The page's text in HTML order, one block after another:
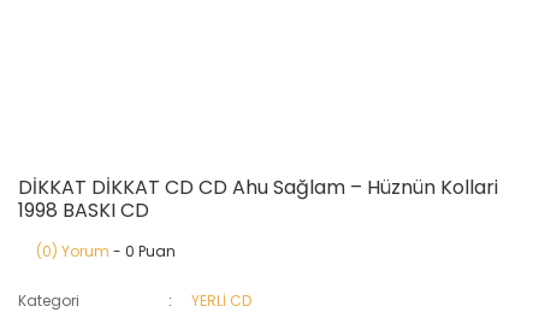
DİKKAT DİKKAT CD CD Ahu Sağlam – Hüznün Kollari
1998 BASKI CD
(0) Yorum - 0 Puan
Kategori
YERLİ CD